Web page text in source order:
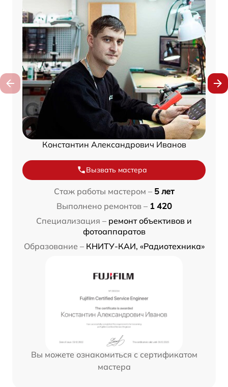
Константин Александрович Иванов
Вызвать мастера
Стаж работы мастером – 5 лет
Выполнено ремонтов – 1 420
Специализация – ремонт объективов и
фотоаппаратов
Образование – КНИТУ-КАИ, «Радиотехника»
Вы можете ознакомиться с сертификатом
мастера